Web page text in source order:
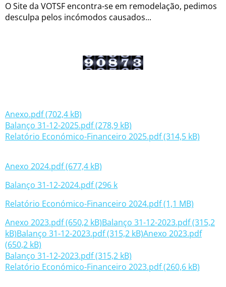
O Site da VOTSF encontra-se em remodelação, pedimos
desculpa pelos incómodos causados...
Anexo.pdf (702,4 kB)
Balanço 31-12-2025.pdf (278,9 kB)
Relatório Económico-Financeiro 2025.pdf (314,5 kB)
Anexo 2024.pdf (677,4 kB)
Balanço 31-12-2024.pdf (296 k
Relatório Económico-Financeiro 2024.pdf (1,1 MB)
Anexo 2023.pdf (650,2 kB)Balanço 31-12-2023.pdf (315,2
kB)Balanço 31-12-2023.pdf (315,2 kB)Anexo 2023.pdf
(650,2 kB)
Balanço 31-12-2023.pdf (315,2 kB)
Relatório Económico-Financeiro 2023.pdf (260,6 kB)